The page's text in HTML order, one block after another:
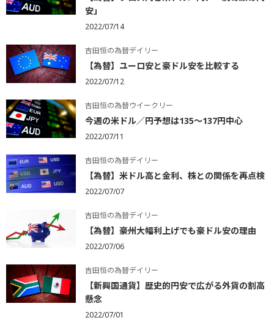
安」
2022/07/14
吉田恒の為替デイリー
【為替】ユーロ安と豪ドル安を比較する
2022/07/12
吉田恒の為替ウイークリー
今週の米ドル／円予想は135～137円中心
2022/07/11
吉田恒の為替デイリー
【為替】米ドル高と金利、株との関係を再点検
2022/07/07
吉田恒の為替デイリー
【為替】豪州大幅利上げでも豪ドル安の理由
2022/07/06
吉田恒の為替デイリー
【新興国通貨】歴史的円安で広がる外貨の割高
懸念
2022/07/01